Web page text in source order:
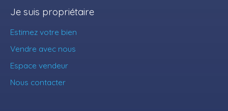
Je suis propriétaire
Estimez votre bien
Vendre avec nous
Espace vendeur
Nous contacter